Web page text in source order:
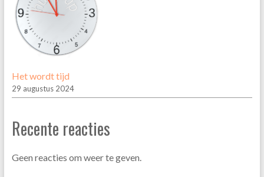
Het wordt tijd
29 augustus 2024
Recente reacties
Geen reacties om weer te geven.